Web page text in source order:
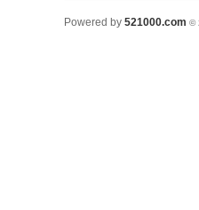
Powered by 521000.com ©